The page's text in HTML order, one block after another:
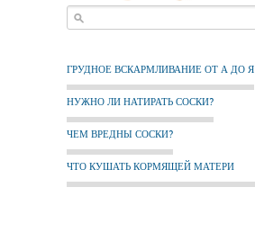
ГРУДНОЕ ВСКАРМЛИВАНИЕ ОТ А ДО Я
НУЖНО ЛИ НАТИРАТЬ СОСКИ?
ЧЕМ ВРЕДНЫ СОСКИ?
ЧТО КУШАТЬ КОРМЯЩЕЙ МАТЕРИ